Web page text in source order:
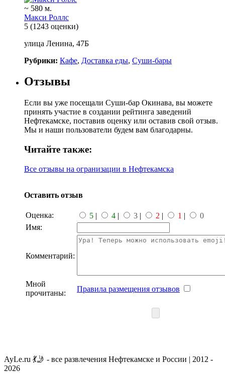
~ 580 м.
Макси Роллс
5 (1243 оценки)
улица Ленина, 47Б
Рубрики: Кафе, Доставка еды, Суши-бары
Отзывы
Если вы уже посещали Суши-бар Окинава, вы можете
принять участие в создании рейтинга заведений
Нефтекамске, поставив оценку или оставив свой отзыв.
Мы и наши пользователи будем вам благодарны.
Читайте также:
Все отзывы на огранизации в Нефтекамска
Оставить отзыв
Оценка: 5 | 4 | 3 | 2 | 1 |
0
Имя:
Комментарий:
Мной
прочитаны:
Правила размещения отзывов
AyLe.ru 💃🤳 - все развлечения Нефтекамске и России | 2012 -
2026